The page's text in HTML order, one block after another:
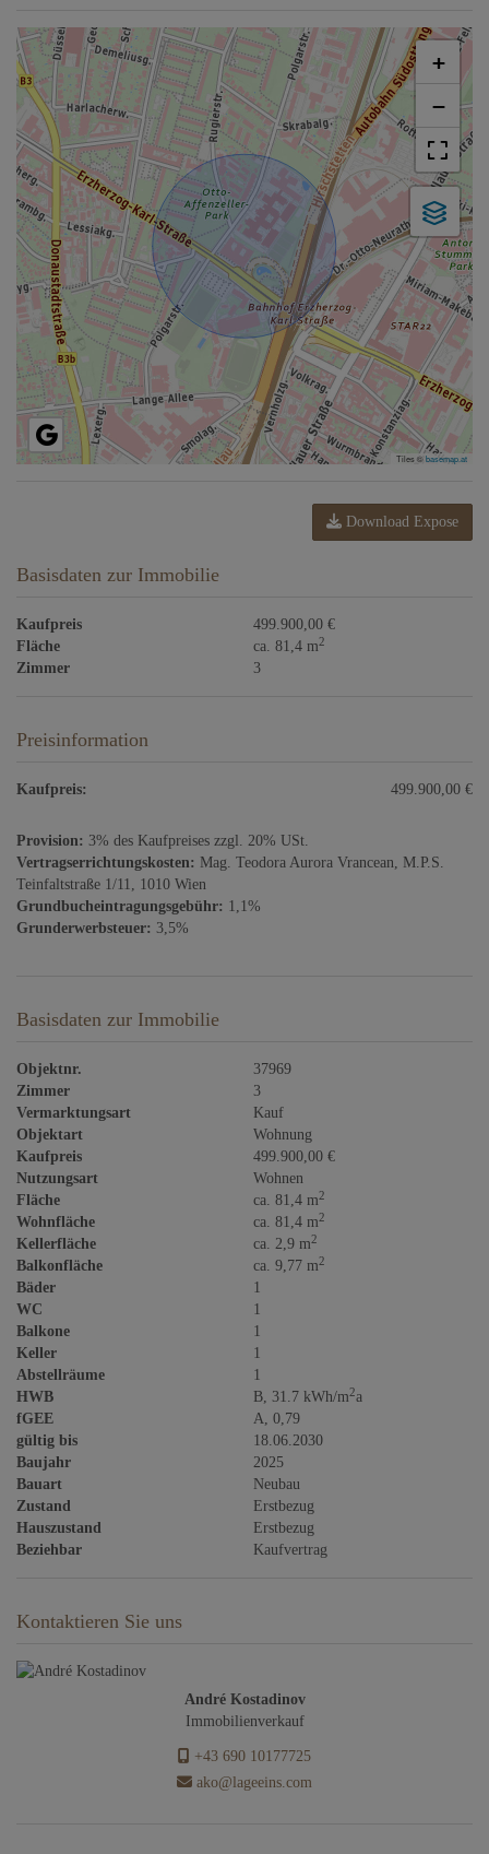
+
−
Tiles ©basemap.at
Download Expose
Basisdaten zur Immobilie
Kaufpreis
499.900,00 €
Fläche
ca. 81,4 m2
Zimmer 3
Preisinformation
Kaufpreis: 499.900,00 €
Provision: 3% des Kaufpreises zzgl. 20% USt.
Vertragserrichtungskosten: Mag. Teodora Aurora Vrancean, M.P.S.
Teinfaltstraße 1/11, 1010 Wien
Grundbucheintragungsgebühr: 1,1%
Grunderwerbsteuer: 3,5%
Basisdaten zur Immobilie
Objektnr.
37969
Zimmer
3
Vermarktungsart
Kauf
Objektart
Wohnung
Kaufpreis
499.900,00 €
Nutzungsart
Wohnen
Fläche
ca. 81,4 m2
Wohnfläche ca. 81,4 m2
Kellerfläche ca. 2,9 m2
Balkonfläche ca. 9,77 m2
Bäder
1
WC
1
Balkone
1
Keller
1
Abstellräume
1
HWB
B, 31.7 kWh/m2a
fGEE
A, 0,79
gültig bis
18.06.2030
Baujahr
2025
Bauart
Neubau
Zustand
Erstbezug
Hauszustand
Erstbezug
Beziehbar
Kaufvertrag
Kontaktieren Sie uns
André Kostadinov
Immobilienverkauf
+43 690 10177725
ako@lageeins.com